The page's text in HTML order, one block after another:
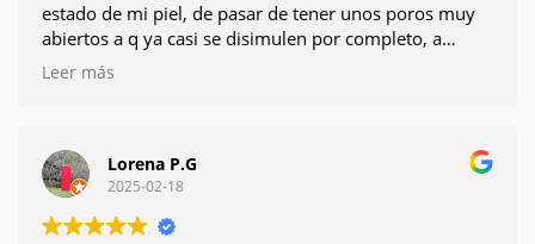
estado de mi piel, de pasar de tener unos poros muy
abiertos a q ya casi se disimulen por completo, a
controlar mi producción de sebo...etc es una marca
Leer más
Lorena P.G
2025-02-18